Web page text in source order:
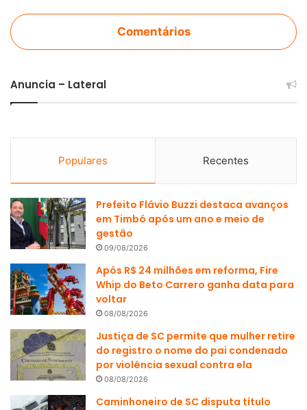
Comentários
Anuncia – Lateral
Populares Recentes
Prefeito Flávio Buzzi destaca avanços
em Timbó após um ano e meio de
gestão
09/08/2026
Após R$ 24 milhões em reforma, Fire
Whip do Beto Carrero ganha data para
voltar
08/08/2026
Justiça de SC permite que mulher retire
do registro o nome do pai condenado
por violência sexual contra ela
08/08/2026
Caminhoneiro de SC disputa título